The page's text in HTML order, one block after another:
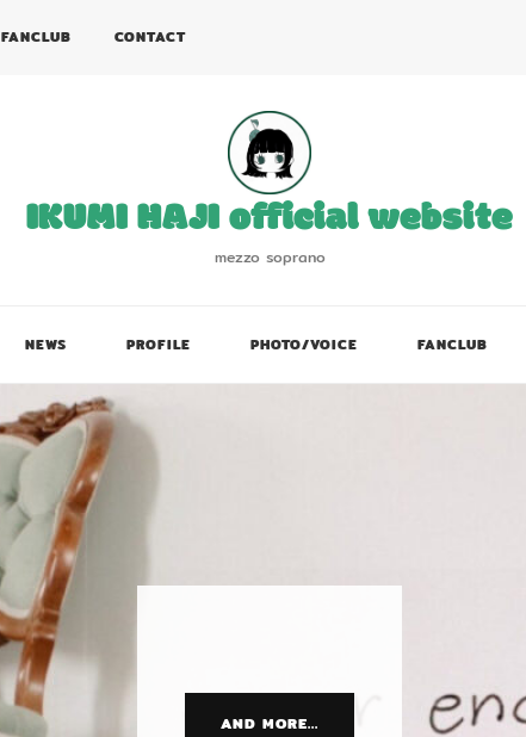
FANCLUB CONTACT
IKUMI HAJI official website
mezzo soprano
NEWS PROFILE PHOTO/VOICE FANCLUB
AND MORE...